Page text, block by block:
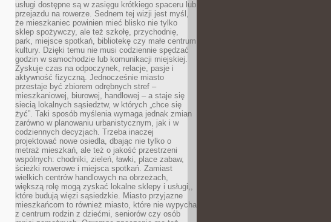
usługi dostępne są w zasięgu krótkiego spaceru lub
przejazdu na rowerze. Sednem tej wizji jest myśl,
że mieszkaniec powinien mieć blisko nie tylko
sklep spożywczy, ale też szkołę, przychodnię,
park, miejsce spotkań, bibliotekę czy małe centrum
kultury. Dzięki temu nie musi codziennie spędzać
godzin w samochodzie lub komunikacji miejskiej.
Zyskuje czas na odpoczynek, relacje, pasje i
aktywność fizyczną. Jednocześnie miasto
przestaje być zbiorem odrębnych stref –
mieszkaniowej, biurowej, handlowej – a staje się
siecią lokalnych sąsiedztw, w których „chce się
żyć”. Taki sposób myślenia wymaga jednak zmian
zarówno w planowaniu urbanistycznym, jak i w
codziennych decyzjach. Trzeba inaczej
projektować nowe osiedla, dbając nie tylko o
metraż mieszkań, ale też o jakość przestrzeni
wspólnych: chodniki, zieleń, ławki, place zabaw,
ścieżki rowerowe i miejsca spotkań. Zamiast
wielkich centrów handlowych na obrzeżach,
większą rolę mogą zyskać lokalne sklepy i usługi,,
które budują więzi sąsiedzkie. Miasto przyjazne
mieszkańcom to również miasto, które nie wypycha
z centrum rodzin z dziećmi, seniorów czy osób